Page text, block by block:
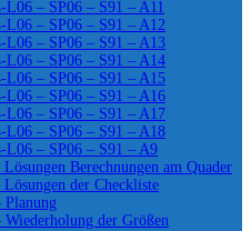
– SP06 – S91 – A11
L06 – SP06 – S91 – A12
L06 – SP06 – S91 – A13
L06 – SP06 – S91 – A14
L06 – SP06 – S91 – A15
L06 – SP06 – S91 – A16
L06 – SP06 – S91 – A17
L06 – SP06 – S91 – A18
L06 – SP06 – S91 – A9
Berechnungen am Quader
der Checkliste
der Größen